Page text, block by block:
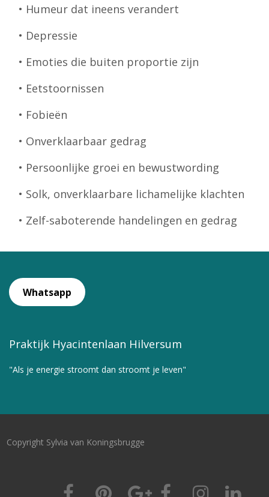
• Humeur dat ineens verandert
• Depressie
• Emoties die buiten proportie zijn
• Eetstoornissen
• Fobieën
• Onverklaarbaar gedrag
• Persoonlijke groei en bewustwording
• Solk, onverklaarbare lichamelijke klachten
• Zelf-saboterende handelingen en gedrag
Whatsapp
Praktijk Hyacintenlaan Hilversum
"Als je energie stroomt dan stroomt je leven"
Copyright Sylvia van Koningsbrugge